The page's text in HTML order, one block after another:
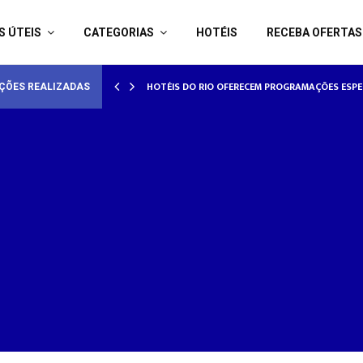
ÚTEIS CATEGORIAS HOTÉIS RECEBA OFERTAS
REALIZADAS HOTÉISRIO REALIZA CICLO DE SEMINÁRIOS